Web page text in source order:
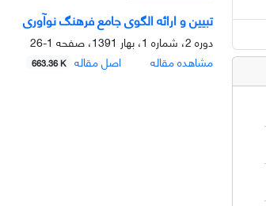
تبیین و ارائه الگوی جامع فرهنگ نوآوری
دوره 2، شماره 1، بهار 1391، صفحه
1-26
مشاهده مقاله
اصل مقاله 663.36 K